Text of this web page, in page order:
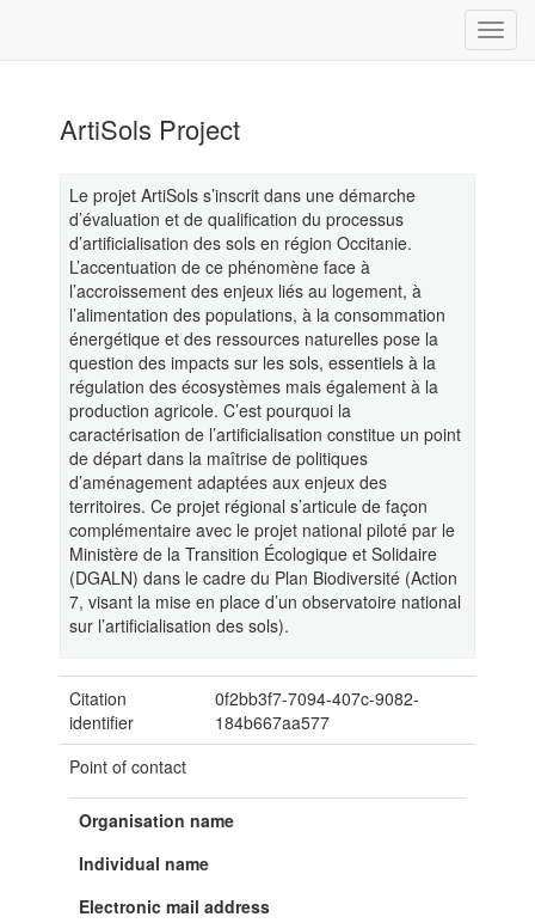
ArtiSols Project
Le projet ArtiSols s’inscrit dans une démarche
d’évaluation et de qualification du processus
d’artificialisation des sols en région Occitanie.
L’accentuation de ce phénomène face à
l’accroissement des enjeux liés au logement, à
l’alimentation des populations, à la consommation
énergétique et des ressources naturelles pose la
question des impacts sur les sols, essentiels à la
régulation des écosystèmes mais également à la
production agricole. C’est pourquoi la
caractérisation de l’artificialisation constitue un point
de départ dans la maîtrise de politiques
d’aménagement adaptées aux enjeux des
territoires. Ce projet régional s’articule de façon
complémentaire avec le projet national piloté par le
Ministère de la Transition Écologique et Solidaire
(DGALN) dans le cadre du Plan Biodiversité (Action
7, visant la mise en place d’un observatoire national
sur l’artificialisation des sols).
Citation
identifier
0f2bb3f7-7094-407c-9082-
184b667aa577
Point of contact
Organisation name
Individual name
Electronic mail address